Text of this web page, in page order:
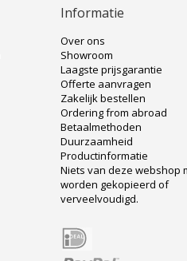
Informatie
Over ons
Showroom
Laagste prijsgarantie
Offerte aanvragen
Zakelijk bestellen
Ordering from abroad
Betaalmethoden
Duurzaamheid
Productinformatie
Niets van deze webshop
worden gekopieerd of
verveelvoudigd.